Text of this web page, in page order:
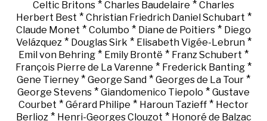
Celtic Britons * Charles Baudelaire * Charles
Herbert Best * Christian Friedrich Daniel Schubart *
Claude Monet * Columbo * Diane de Poitiers * Diego
Velázquez * Douglas Sirk * Elisabeth Vigée-Lebrun*
Emil von Behring * Emily Brontë * Franz Schubert *
François Pierre de La Varenne * Frederick Banting *
Gene Tierney * George Sand * Georges de La Tour *
George Stevens * Giandomenico Tiepolo * Gustave
Courbet * Gérard Philipe * Haroun Tazieff * Hector
Berlioz * Henri-Georges Clouzot * Honoré de Balzac